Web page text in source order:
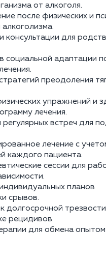
от алкоголя.
после физических и
консультации для
социальной адаптации
преодоления
упражнений и
лечения.
регулярных встреч для
лечение с
каждого пациента.
сессии для
планов
срывов.
долгосрочной
рецидивов.
для обмена